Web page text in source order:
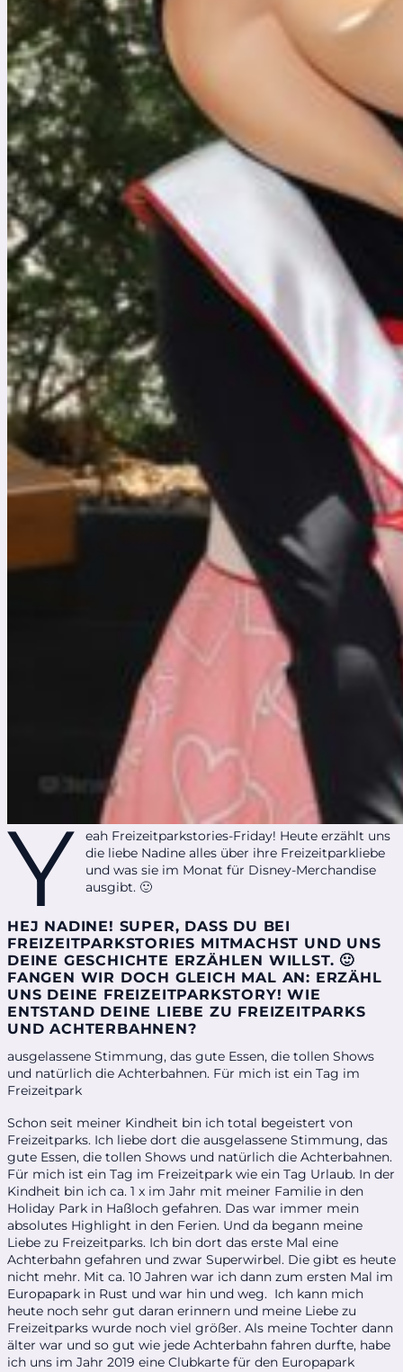
Y
eah Freizeitparkstories-Friday! Heute erzählt uns
die liebe Nadine alles über ihre Freizeitparkliebe
und was sie im Monat für Disney-Merchandise
ausgibt. 🙂
HEJ NADINE! SUPER, DASS DU BEI
FREIZEITPARKSTORIES MITMACHST UND UNS
DEINE GESCHICHTE ERZÄHLEN WILLST. 🙂
FANGEN WIR DOCH GLEICH MAL AN: ERZÄHL
UNS DEINE FREIZEITPARKSTORY! WIE
ENTSTAND DEINE LIEBE ZU FREIZEITPARKS
UND ACHTERBAHNEN?
ausgelassene Stimmung, das gute Essen, die tollen Shows
und natürlich die Achterbahnen. Für mich ist ein Tag im
Freizeitpark
Schon seit meiner Kindheit bin ich total begeistert von
Freizeitparks. Ich liebe dort die ausgelassene Stimmung, das
gute Essen, die tollen Shows und natürlich die Achterbahnen.
Für mich ist ein Tag im Freizeitpark wie ein Tag Urlaub. In der
Kindheit bin ich ca. 1 x im Jahr mit meiner Familie in den
Holiday Park in Haßloch gefahren. Das war immer mein
absolutes Highlight in den Ferien. Und da begann meine
Liebe zu Freizeitparks. Ich bin dort das erste Mal eine
Achterbahn gefahren und zwar Superwirbel. Die gibt es heute
nicht mehr. Mit ca. 10 Jahren war ich dann zum ersten Mal im
Europapark in Rust und war hin und weg. Ich kann mich
heute noch sehr gut daran erinnern und meine Liebe zu
Freizeitparks wurde noch viel größer. Als meine Tochter dann
älter war und so gut wie jede Achterbahn fahren durfte, habe
ich uns im Jahr 2019 eine Clubkarte für den Europapark